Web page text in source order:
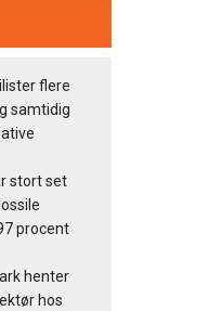
flere
samtidig
stort set
procent
henter
hos